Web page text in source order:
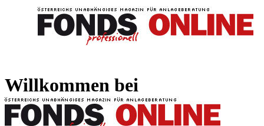
Willkommen bei